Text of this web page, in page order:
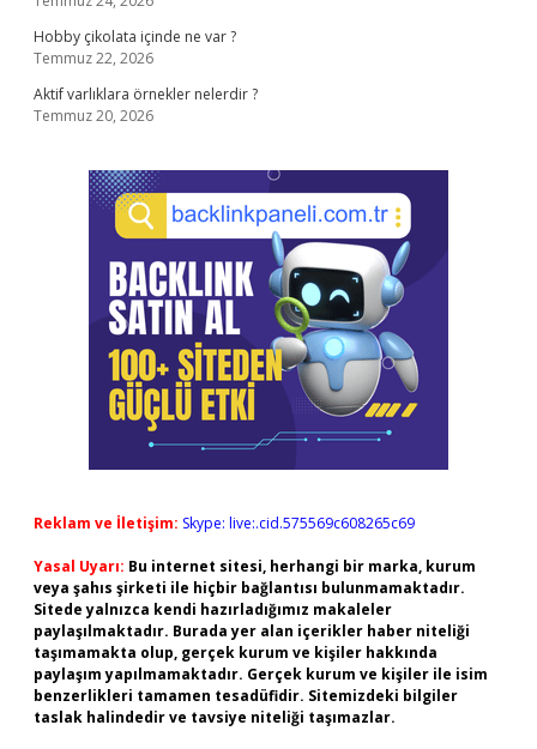
Hobby çikolata içinde ne var ?
Temmuz 22, 2026
Aktif varlıklara örnekler nelerdir ?
Temmuz 20, 2026
Reklam ve İletişim: Skype: live:.cid.575569c608265c69
Yasal Uyarı: Bu internet sitesi, herhangi bir marka, kurum
veya şahıs şirketi ile hiçbir bağlantısı bulunmamaktadır.
Sitede yalnızca kendi hazırladığımız makaleler
paylaşılmaktadır. Burada yer alan içerikler haber niteliği
taşımamakta olup, gerçek kurum ve kişiler hakkında
paylaşım yapılmamaktadır. Gerçek kurum ve kişiler ile isim
benzerlikleri tamamen tesadüfidir. Sitemizdeki bilgiler
taslak halindedir ve tavsiye niteliği taşımazlar.